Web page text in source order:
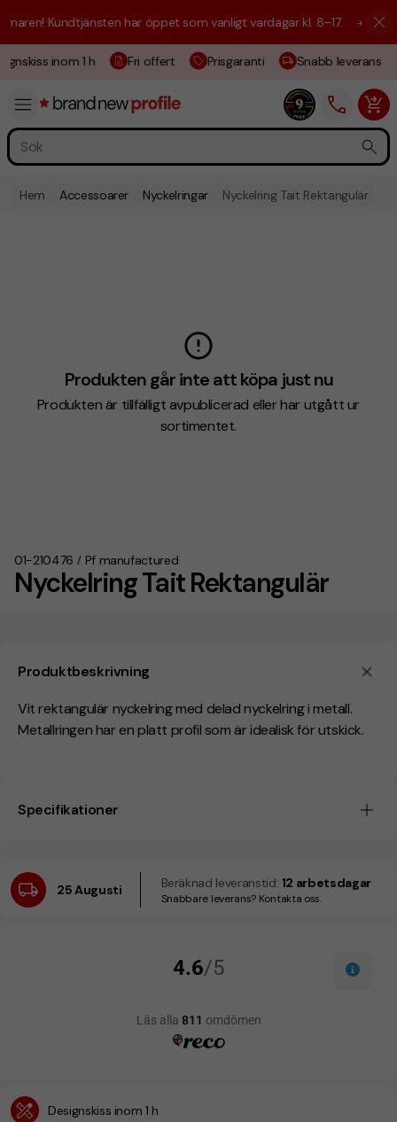
Kundtjänsten har öppet som vanligt vardagar kl. 8–17. ☀️ Vi är
inom 1 h Fri offert Prisgaranti Snabb leverans
Hem Accessoarer Nyckelringar Nyckelring Tait Rektangulär
Nyckelring Tait Rektangulär
01-210476 / Pf manufactured
Produkten går inte att köpa just nu
Produkten är tillfälligt avpublicerad eller har utgått ur
sortimentet.
Produktbeskrivning
Vit rektangulär nyckelring med delad nyckelring i metall.
Metallringen har en platt profil som är idealisk för utskick.
Specifikationer
25 Augusti Beräknad leveranstid: 12 arbetsdagar
Snabbare leverans? Kontakta oss.
Designskiss inom 1 h